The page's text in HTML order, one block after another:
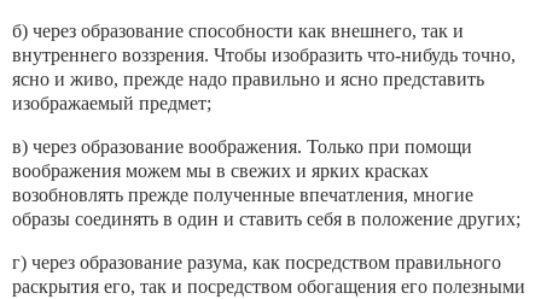
б) через образование способности как внешнего, так и
внутреннего воззрения. Чтобы изобразить что-нибудь точно,
ясно и живо, прежде надо пра­вильно и ясно представить
изображаемый предмет;
в) через образование воображения. Только при помощи
воображения можем мы в свежих и ярких красках
возобновлять прежде полученные впечатле­ния, многие
образы соединять в один и ставить себя в положение других;
г) через образование разума, как посредством правильного
раскрытия его, так и посредством обога­щения его полезными